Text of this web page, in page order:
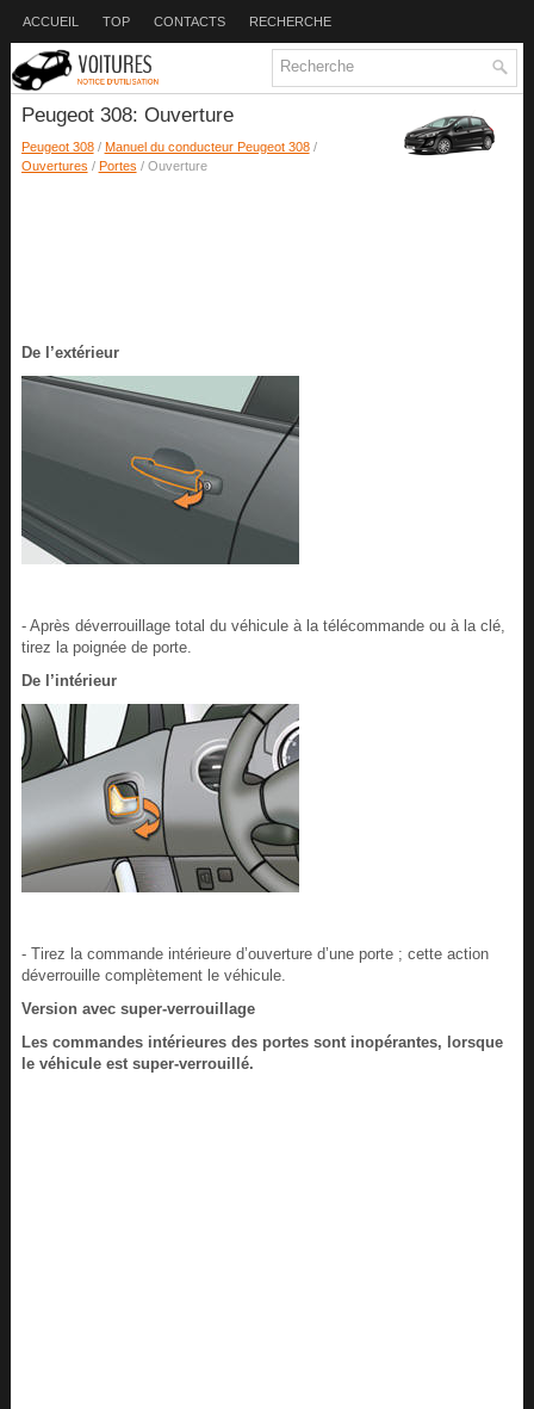
ACCUEIL TOP CONTACTS RECHERCHE
Peugeot 308: Ouverture
Peugeot 308/ Manuel du conducteur Peugeot 308/
Ouvertures / Portes / Ouverture
De l’extérieur
- Après déverrouillage total du véhicule à la télécommande ou à la clé,
tirez la poignée de porte.
De l’intérieur
- Tirez la commande intérieure d’ouverture d’une porte ; cette action
déverrouille complètement le véhicule.
Version avec super-verrouillage
Les commandes intérieures des portes sont inopérantes, lorsque
le véhicule est super-verrouillé.